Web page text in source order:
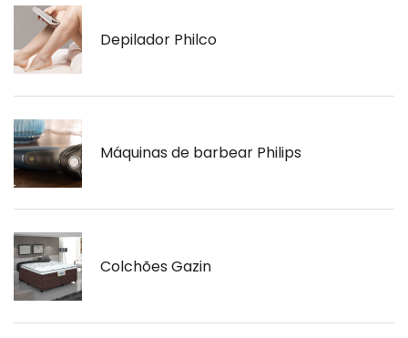
Depilador Philco
Máquinas de barbear Philips
Colchões Gazin